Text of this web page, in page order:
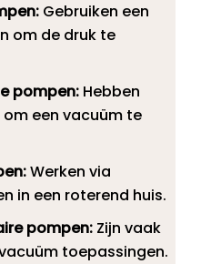
Gebruiken een
om de druk te
pompen:Hebben
een vacuüm te
Werken via
in een roterend huis.​
pompen:Zijn vaak
toepassingen.​